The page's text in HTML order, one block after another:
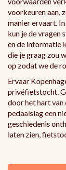
voorkeuren aan,
manier ervaart.
kun je de vragen
en de informatie
die je graag zou
op zodat we de
Ervaar
privéfietstocht.
door het hart van
pedaalslag een
geschiedenis
laten zien,